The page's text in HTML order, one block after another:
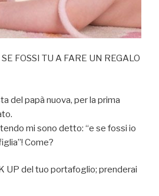
FOSSI TU A FARE UN REGALO
del papà nuova, per la prima
mi sono detto: “e se fossi io
Come?
UP del tuo portafoglio; prenderai